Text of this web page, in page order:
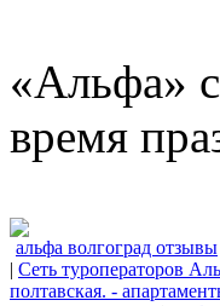
«Альфа»
время
альфа волгоград отзывы
| Сеть туроператоров
полтавская. -